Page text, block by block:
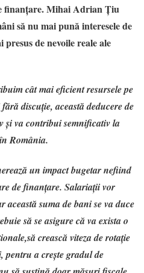
finanțare. Mihai Adrian Țiu
să nu mai pună interesele de
de nevoile reale ale
cât mai eficient resursele pe
discuţie, această deducere de
şi va contribui semnificativ la
România.
un impact bugetar nefiind
de finanţare. Salariaţii vor
această suma de bani se va duce
să se asigure că va exista o
crească viteza de rotaţie
a creşte gradul de